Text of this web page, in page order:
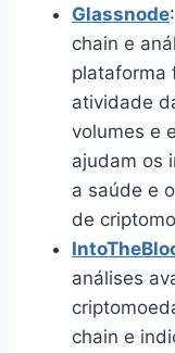
Glassnode
chain e
plataforma
atividade
volumes e
ajudam os
a saúde e
de
análises
chain e